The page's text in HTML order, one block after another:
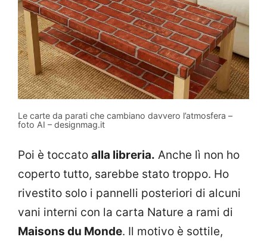
Le carte da parati che cambiano davvero l’atmosfera –
foto AI – designmag.it
Poi è toccato alla libreria. Anche lì non ho
coperto tutto, sarebbe stato troppo. Ho
rivestito solo i pannelli posteriori di alcuni
vani interni con la carta Nature a rami di
Maisons du Monde. Il motivo è sottile,